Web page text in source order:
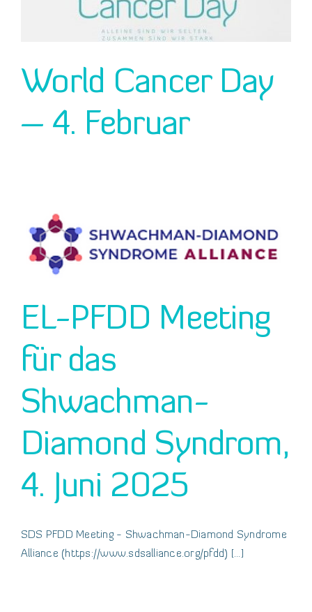
CONTACT
World Cancer Day
– 4. Februar
EL-PFDD Meeting
für das
Shwachman-
Diamond Syndrom,
4. Juni 2025
SDS PFDD Meeting - Shwachman-Diamond Syndrome
Alliance (https://www.sdsalliance.org/pfdd) [...]